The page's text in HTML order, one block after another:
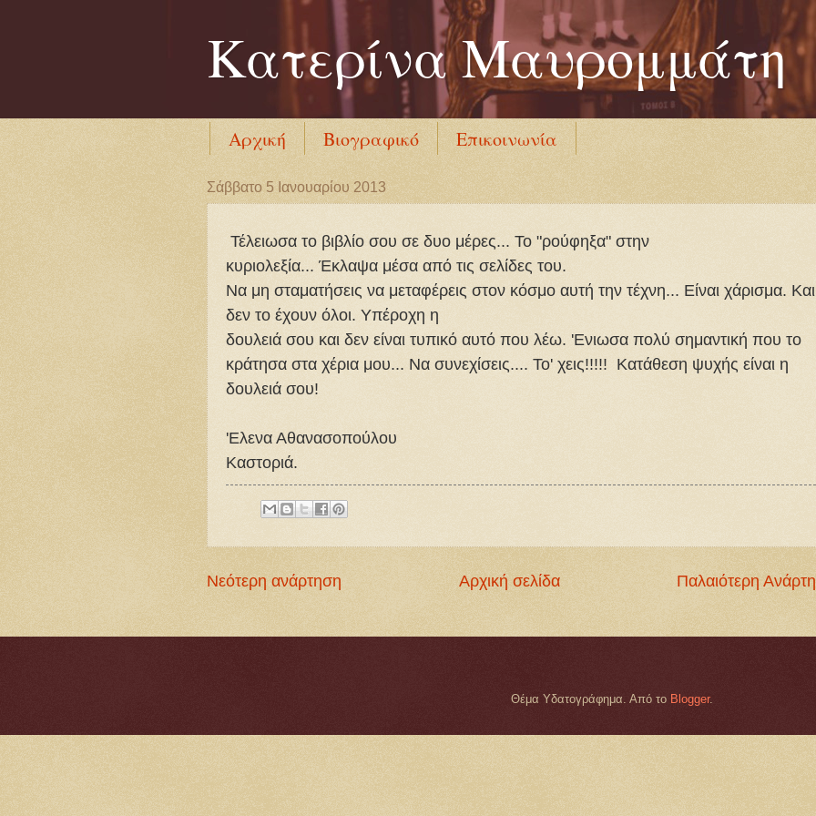
Κατερίνα Μαυρομμάτη
Αρχική Βιογραφικό Επικοινωνία
Σάββατο 5 Ιανουαρίου 2013
Τέλειωσα το βιβλίο σου σε δυο μέρες... Το "ρούφηξα" στην
κυριολεξία... Έκλαψα μέσα από τις σελίδες του.
Να μη σταματήσεις να μεταφέρεις στον κόσμο αυτή την τέχνη... Είναι χάρισμα. Και
δεν το έχουν όλοι. Υπέροχη η
δουλειά σου και δεν είναι τυπικό αυτό που λέω. 'Ενιωσα πολύ σημαντική που το
κράτησα στα χέρια μου... Να συνεχίσεις.... Το' χεις!!!!! Κατάθεση ψυχής είναι η
δουλειά σου!
'Ελενα Αθανασοπούλου
Καστοριά.
Νεότερη ανάρτηση Παλαιότερη
Αρχική σελίδα
Θέμα Υδατογράφημα. Από το Blogger.